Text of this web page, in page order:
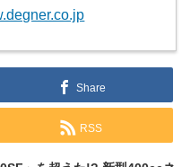
Share
RSS